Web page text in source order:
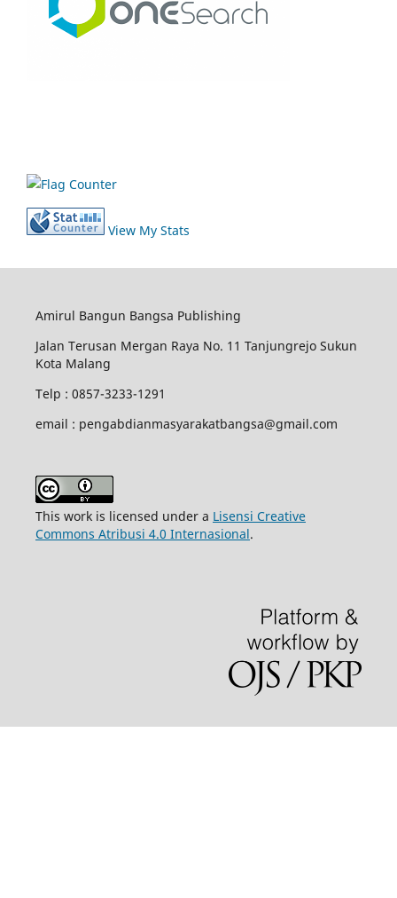
View My Stats
Amirul Bangun Bangsa Publishing
Jalan Terusan Mergan Raya No. 11 Tanjungrejo Sukun
Kota Malang
Telp : 0857-3233-1291
email : pengabdianmasyarakatbangsa@gmail.com
This work is licensed under a Lisensi Creative
Commons Atribusi 4.0 Internasional.